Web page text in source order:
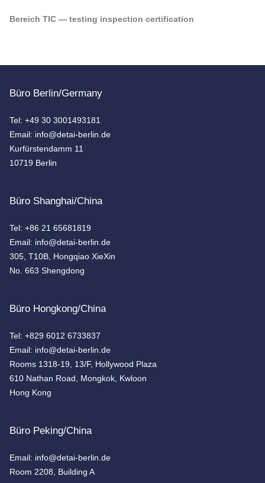
Bereich TIC — testing inspection certification
Büro Berlin/Germany
Tel: +49 30 3001493181
Email: info@detai-berlin.de
Kurfürstendamm 11
10719 Berlin
Büro Shanghai/China
Tel: +86 21 65681819
Email: info@detai-berlin.de
305, T10B, Hongqiao XieXin
No. 663 Shengdong
Büro Hongkong/China
Tel: +829 6012 6733837
Email: info@detai-berlin.de
Rooms 1318-19, 13/F, Hollywood Plaza
610 Nathan Road, Mongkok, Kwloon
Hong Kong
Büro Peking/China
Email: info@detai-berlin.de
Room 2208, Building A